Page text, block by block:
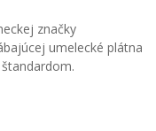
značky
umelecké plátna